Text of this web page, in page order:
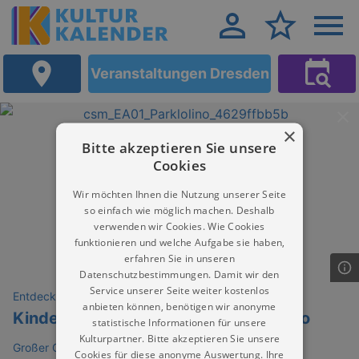
Veranstaltungen Dresden
Entdeckungen
Kinderfest mit Maskottchen Parkolino
Großer Garten & Parkeisenbahn Dresden
×
Bitte akzeptieren Sie unsere
Cookies
Wir möchten Ihnen die Nutzung unserer Seite
so einfach wie möglich machen. Deshalb
verwenden wir Cookies. Wie Cookies
funktionieren und welche Aufgabe sie haben,
erfahren Sie in unseren
Datenschutzbestimmungen. Damit wir den
Service unserer Seite weiter kostenlos
anbieten können, benötigen wir anonyme
statistische Informationen für unsere
Kulturpartner. Bitte akzeptieren Sie unsere
Cookies für diese anonyme Auswertung. Ihre